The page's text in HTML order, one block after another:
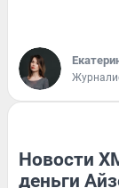
Новости
деньги